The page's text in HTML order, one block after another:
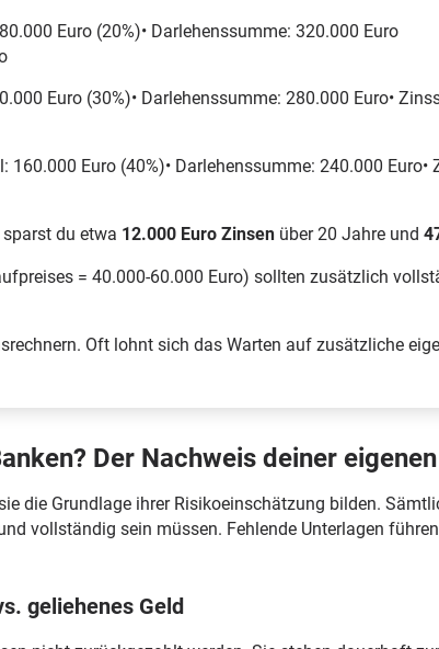
Euro (20%)• Darlehenssumme: 320.000 Euro
Euro (30%)• Darlehenssumme: 280.000 Euro•
160.000 Euro (40%)• Darlehenssumme: 240.000 Euro•
du etwa 12.000 Euro Zinsen über 20 Jahre und
= 40.000-60.000 Euro) sollten zusätzlich
Oft lohnt sich das Warten auf zusätzliche
Der Nachweis deiner
die Grundlage ihrer Risikoeinschätzung bilden.
vollständig sein müssen. Fehlende Unterlagen
geliehenes Geld